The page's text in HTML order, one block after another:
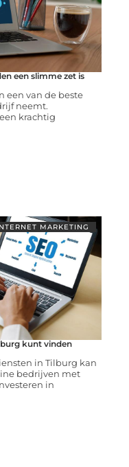
een slimme zet is
een van de beste
neemt.
krachtig
MARKETING
kunt vinden
in Tilburg kan
bedrijven met
in